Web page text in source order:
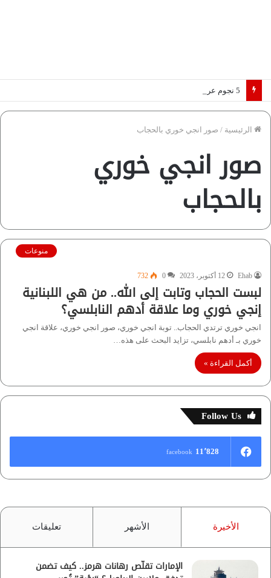
الرئيسية / صور انجي خوري بالحجاب
صور انجي خوري
بالحجاب
منوعات
Ehab 12 أكتوبر، 2023 0
732
لبست الحجاب وتابت إلى الله.. من هي اللبنانية
إنجي خوري وما علاقة أدهم النابلسي؟
انجي خوري ترتدي الحجاب.. توبة انجي خوري، صور انجي خوري، علاقة انجي
خوري بـ أدهم نابلسي، تزايد البحث على هذه…
أكمل القراءة »
Follow Us
11٬828 facebook
الأخيرة الأشهر تعليقات
الإمارات تقلّص رهانات هرمز.. كيف تضمن